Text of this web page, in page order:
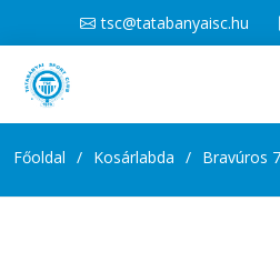
tsc@tatabanyaisc.hu
Főoldal Kosárlabda Bravúros